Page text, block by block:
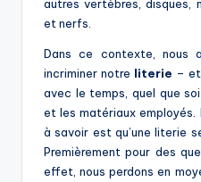
autres vertèbres, disques,
et nerfs.
Dans ce contexte, nous
incriminer notre literie –
avec le temps, quel que
et les matériaux
à savoir est qu’une literie
Premièrement pour des
effet, nous perdons en